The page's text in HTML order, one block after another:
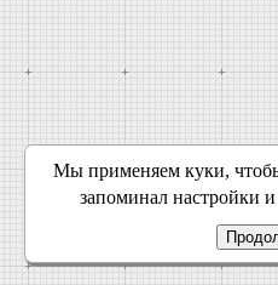
Мы применяем куки,
запоминал настройки